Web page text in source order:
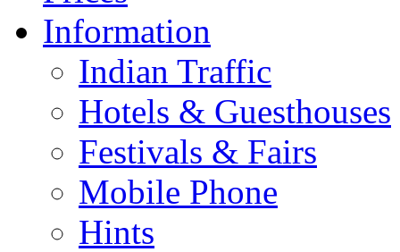
Information
Indian Traffic
Hotels & Guesthouses
Festivals & Fairs
Mobile Phone
Hints